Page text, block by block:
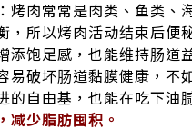
：烤肉常常是肉类、鱼类、
，所以烤肉活动结束后便
添饱足感，也能维持肠道
易破坏肠道黏膜健康，
的自由基，也能在吃下油
减少脂肪囤积。